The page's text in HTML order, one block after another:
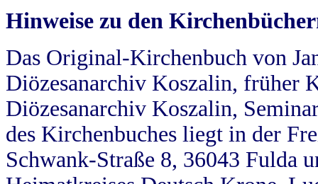
Hinweise zu den
Das Original-Kirchenbuch von
Diözesanarchiv Koszalin, früher
Diözesanarchiv Koszalin,
des Kirchenbuches liegt in der
Schwank-Straße 8, 36043 Fulda